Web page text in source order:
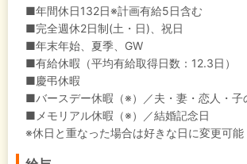
■年間休日132日※計画有給5日含む
■完全週休2日制(土・日)、祝日
■年末年始、夏季、GW
■有給休暇（平均有給取得日数：12.3日）
■慶弔休暇
■バースデー休暇（※）／夫・妻・恋人・子
■メモリアル休暇（※）／結婚記念日
※休日と重なった場合は好きな日に変更可能